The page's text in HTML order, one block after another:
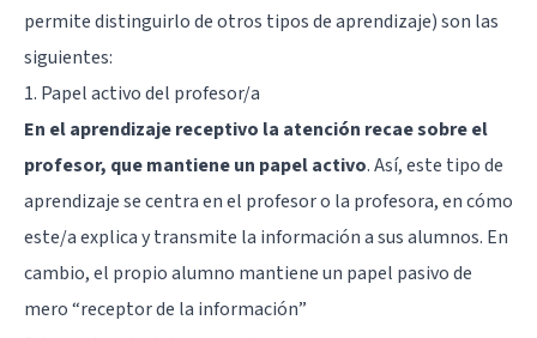
permite distinguirlo de otros tipos de aprendizaje) son las
siguientes:
1. Papel activo del profesor/a
En el aprendizaje receptivo la atención recae sobre el
profesor, que mantiene un papel activo. Así, este tipo de
aprendizaje se centra en el profesor o la profesora, en cómo
este/a explica y transmite la información a sus alumnos. En
cambio, el propio alumno mantiene un papel pasivo de
mero “receptor de la información”